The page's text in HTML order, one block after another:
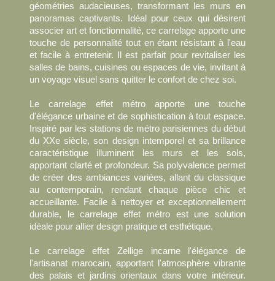
géométries audacieuses, transformant les murs en
panoramas captivants. Idéal pour ceux qui désirent
associer art et fonctionnalité, ce carrelage apporte une
touche de personnalité tout en étant résistant à l'eau
et facile à entretenir. Il est parfait pour revitaliser les
salles de bains, cuisines ou espaces de vie, invitant à
un voyage visuel sans quitter le confort de chez soi.
Le carrelage effet métro apporte une touche
d'élégance urbaine et de sophistication à tout espace.
Inspiré par les stations de métro parisiennes du début
du XXe siècle, son design intemporel et sa brillance
caractéristique illuminent les murs et les sols,
apportant clarté et profondeur. Sa polyvalence permet
de créer des ambiances variées, allant du classique
au contemporain, rendant chaque pièce chic et
accueillante. Facile à nettoyer et exceptionnellement
durable, le carrelage effet métro est une solution
idéale pour allier design pratique et esthétique.
Le carrelage effet Zellige incarne l'élégance de
l'artisanat marocain, apportant l'atmosphère vibrante
des palais et jardins orientaux dans votre intérieur.